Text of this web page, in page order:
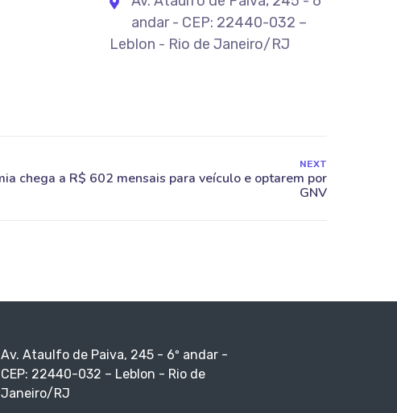
andar - CEP: 22440-032 –
Leblon - Rio de Janeiro/RJ
NEXT
Av. Ataulfo de Paiva, 245 - 6º andar -
CEP: 22440-032 – Leblon - Rio de
Janeiro/RJ